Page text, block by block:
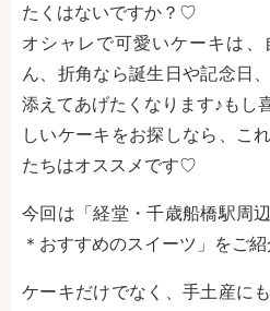
たくはないですか？♡
オシャレで可愛いケーキは
ん、折角なら誕生日や記念日
添えてあげたくなります♪もし
しいケーキをお探しなら、こ
たちはオススメです♡
今回は「経堂・千歳船橋駅周
＊おすすめのスイーツ」をご
ケーキだけでなく、手土産に